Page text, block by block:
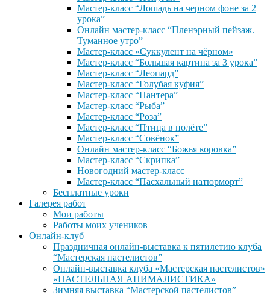
Мастер-класс “Лошадь на черном фоне за 2
урока”
Онлайн мастер-класс “Пленэрный пейзаж.
Туманное утро”
Мастер-класс «Суккулент на чёрном»
Мастер-класс “Большая картина за 3 урока”
Мастер-класс “Леопард”
Мастер-класс “Голубая куфия”
Мастер-класс “Пантера”
Мастер-класс “Рыба”
Мастер-класс “Роза”
Мастер-класс “Птица в полёте”
Мастер-класс “Совёнок”
Онлайн мастер-класс “Божья коровка”
Мастер-класс “Скрипка”
Новогодний мастер-класс
Мастер-класс “Пасхальный натюрморт”
Бесплатные уроки
Галерея работ
Мои работы
Работы моих учеников
Онлайн-клуб
Праздничная онлайн-выставка к пятилетию клуба
“Мастерская пастелистов”
Онлайн-выставка клуба «Мастерская пастелистов»
«ПАСТЕЛЬНАЯ АНИМАЛИСТИКА»
Зимняя выставка “Мастерской пастелистов”